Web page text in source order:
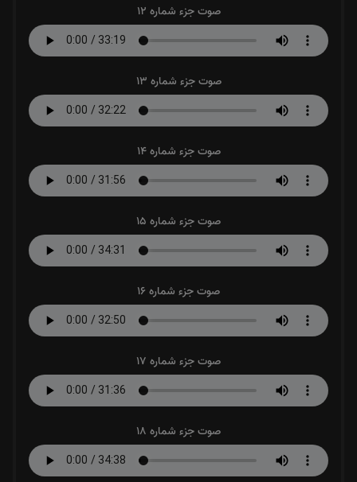
صوت جزء شماره 12
صوت جزء شماره 13
صوت جزء شماره 14
صوت جزء شماره 15
صوت جزء شماره 16
صوت جزء شماره 17
صوت جزء شماره 18